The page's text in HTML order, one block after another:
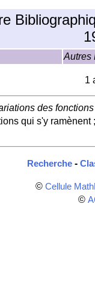
Autres
1
des
qui s'y
Recherche -
© Cellule
©